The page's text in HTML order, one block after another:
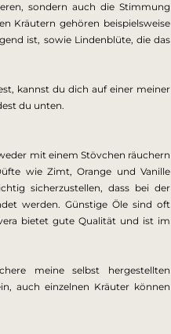
sondern auch die Stimmung
Kräutern gehören beispielsweise
ist, sowie Lindenblüte, die das
kannst du dich auf einer meiner
du unten.
mit einem Stövchen räuchern
wie Zimt, Orange und Vanille
sicherzustellen, dass bei der
werden. Günstige Öle sind oft
bietet gute Qualität und ist im
meine selbst hergestellten
auch einzelnen Kräuter können